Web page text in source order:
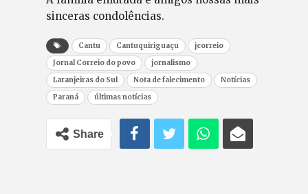
sinceras condolências.
Cantu Cantuquiriguaçu
jcorreio
Jornal Correio do povo
jornalismo
Laranjeiras do Sul
Nota de falecimento
Notícias
Paraná
últimas notícias
Share